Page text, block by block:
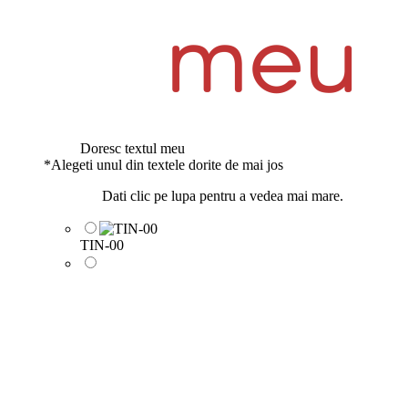
Doresc textul meu
*Alegeti unul din textele dorite de mai jos
Dati clic pe lupa pentru a vedea mai mare.
TIN-00